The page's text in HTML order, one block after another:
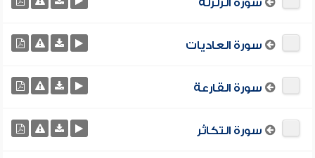
سورة الزلزلة
سورة العاديات
سورة القارعة
سورة التكاثر